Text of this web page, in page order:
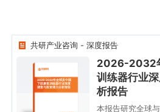
共研产业咨询 - 深度报告
2026-2032年全球及中国
下肢康复训练器行业深度
调查与投资潜力分析报告
2026-2032
训练器行业
析报告
本报告研究全球